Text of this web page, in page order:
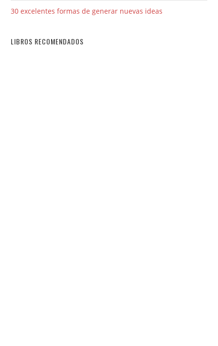
30 excelentes formas de generar nuevas ideas
LIBROS RECOMENDADOS